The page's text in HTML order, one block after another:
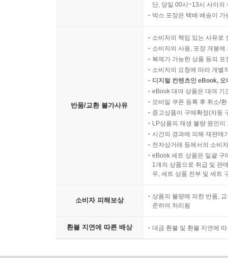
단, 당일 00시~13시 사이의
박스 포장은 택배 배송이
반품/교환 불가사유
소비자의 책임 있는 사유로
소비자의 사용, 포장 개봉
복제가 가능한 상품 등의
소비자의 요청에 따라 개별
디지털 컨텐츠인 eBook,
eBook 대여 상품은 대여 기
모바일 쿠폰 등록 후 취소/
중고상품이 구매확정(자동
LP상품의 재생 불량 원인
시간의 경과에 의해 재판매
전자상거래 등에서의 소비
eBook 세트 상품은 일괄 구
1개의 상품으로 취급 및 판
우, 세트 상품 전부 및 세트
소비자 피해보상
상품의 불량에 의한 반품,
준하여 처리됨
환불 지연에 따른 배상 대금 환불 및 환불 지연에